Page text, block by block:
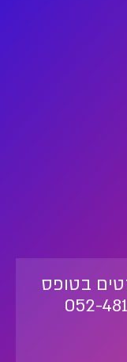
בטופס
קשר במס הווצאפ 052-481-